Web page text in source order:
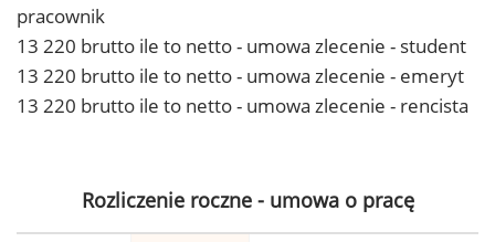
pracownik
13 220 brutto ile to netto - umowa zlecenie - student
13 220 brutto ile to netto - umowa zlecenie - emeryt
13 220 brutto ile to netto - umowa zlecenie - rencista
Rozliczenie roczne - umowa o pracę